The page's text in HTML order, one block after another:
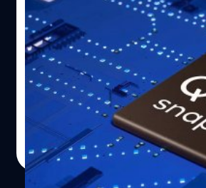
ชิป Snapdragon ซีรีส์ 7 รุ่น
แกนซีพียู Cortex-A710 แล
Digital Chat Station ผู้รายงานข้อมูล
ได้โพสต์ข้อมูลล่าสุดเกี่ยวกับชิปเซต
ใหม่ของ Qualcomm
ปรีดี ฤกษ์วลีกุล| 1583 days ago
Read More